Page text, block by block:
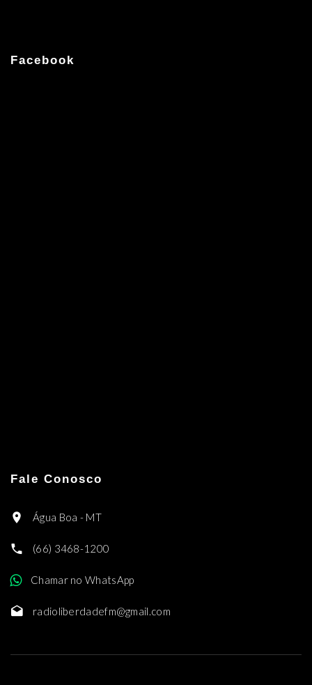
Facebook
Fale Conosco
Água Boa - MT
(66) 3468-1200
Chamar no WhatsApp
radioliberdadefm@gmail.com